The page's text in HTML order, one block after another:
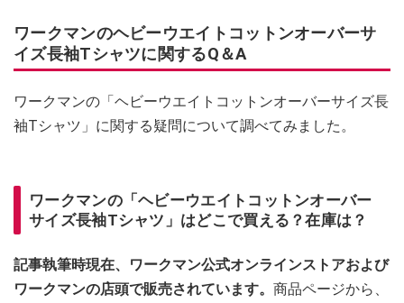
ワークマンのヘビーウエイトコットンオーバーサ
イズ長袖Tシャツに関するQ＆A
ワークマンの「ヘビーウエイトコットンオーバーサイズ長
袖Tシャツ」に関する疑問について調べてみました。
ワークマンの「ヘビーウエイトコットンオーバー
サイズ長袖Tシャツ」はどこで買える？在庫は？
記事執筆時現在、ワークマン公式オンラインストアおよび
ワークマンの店頭で販売されています。 商品ページから、